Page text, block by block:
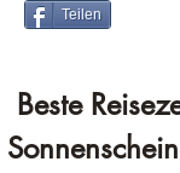
Teilen
Beste